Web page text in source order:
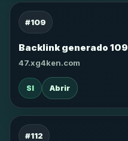
#109
Backlink generado 109
47.xg4ken.com
SI Abrir
#112